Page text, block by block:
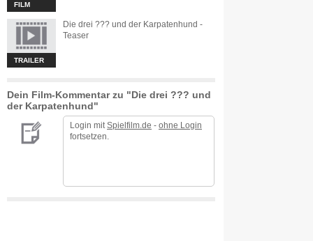
FILM
TRAILER
Die drei ??? und der Karpatenhund -
Teaser
Dein Film-Kommentar zu "Die drei ??? und
der Karpatenhund"
Login mit Spielfilm.de - ohne Login
fortsetzen.